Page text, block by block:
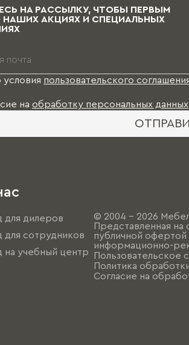
НА РАССЫЛКУ, ЧТОБЫ ПЕРВЫМ
НАШИХ АКЦИЯХ И СПЕЦИАЛЬНЫХ
пользовательского
на обработку персональных данных
для дилеров
для сотрудников
на учебный центр
© 2004 - 2026
Представленная на
публичной офертой
информационно-
Пользовательское
Политика
Согласие на